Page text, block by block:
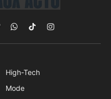
WhatsApp
TikTokInstagram
High-Tech
Mode